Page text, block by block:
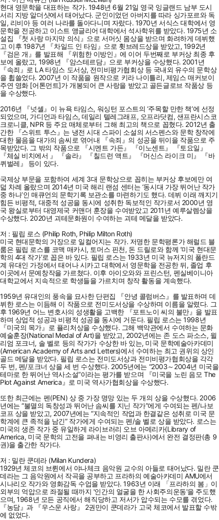
현대 영문학을 대표하는 작가. 1948년 6월 21일 영국 잉글랜드 남부 도시
서리 지방 알더샷에서 태어났다. 군인이었던 아버지를 따라 싱가포르와 독
일, 리비아 등 여러 나라를 돌아다니며 자랐다. 1970년 서식스 대학에서 영
문학을 전공하고 이스트 앵글리어 대학에서 석사학위를 받았다. 1975년 소
설집 『첫 사랑 마지막 의식』으로 서머싯 몸상을 받으며 화려하게 데뷔했
고 이후 1987년 『차일드 인 타임』으로 휫브레드상을 받았고, 1992년
『검은 개』를 발표해 『위험한 이방인』에 이어 두번째로 부커상 최종 후
보에 올랐고, 1998년 『암스테르담』으로 부커상을 수상했다. 2001년
『속죄』로 LA 타임스 도서상, 전미비평가협회상 등 국내외 유수의 문학상
을 휩쓸었다. 2007년 이 작품을 원작으로 키라 나이틀리, 제임스 매커보이
주연 영화 [어톤먼트]가 개봉되어 큰 사랑을 받았고 골든글로브 작품상 등
을 수상했다.
2016년 『넛셸』이 뉴욕 타임스, 워싱턴 포스트의 ‘주목할 만한 책’에 선정
되었으며, 가디언과 타임스, 데일리 텔레그래프, 오프라닷컴, 샌프란시스코
크로니클, NPR 등 주요 매체로부터 그해 최고의 책으로 꼽혔다. 2012년 출
간한 『스위트 투스』는 냉전 시대 스파이 소설의 서스펜스와 문학 창작에
대한 물음을 대가의 솜씨로 엮어내 『속죄』의 성공을 뒤이을 작품으로 주
목받았다. 그 밖의 작품으로 『시멘트 가든』 『이노센트』 『토요일』
『체실 비치에서 』 『솔라』 『칠드런 액트』 『머신스 라이크 미』 『바
퀴벌레』 등이 있다.
국제상 부문을 포함하여 세계 3대 문학상으로 꼽히는 부커상 후보에만 여
덟 차례 올랐으며 2014년 미국 해리 랜섬 센터는 ‘동시대 가장 뛰어난 작가
중 하나’인 매큐언의 문학기록 보관소를 마련하기도 했다. 데뷔 이래 깨지기
힘든 비평적, 대중적 성공을 동시에 성취한 독보적인 작가로서 2000년 영
국 왕실로부터 대영제국 커맨더 훈장을 수여받았고 2011년 예루살렘상을
수상했다. 2020년 괴테문화원이 수여하는 괴테 메달을 받았다.
저 : 필립 로스 (Philip Roth, Philip Milton Roth)
미국 현대문학의 거장으로 일컬어지는 작가. 저명한 문학평론가 해럴드 블
룸은 필립 로스를 코맥 매카시, 토머스 핀천, 돈 드릴로와 함께 ‘미국 현대문
학의 4대 작가’로 꼽은 바 있다. 필립 로스는 1933년 미국 뉴저지의 폴란드
계 유대인 가정에서 태어나 시카고 대학에서 영문학을 전공한 뒤, 졸업 후
이곳에서 문예창작을 가르쳤다. 이후 아이오와와 프린스턴, 펜실베이니아
대학교에서 지속적으로 학생들을 가르치며 창작 활동을 계속했다.
1959년 유대인의 풍속을 묘사한 단편집 『안녕 콜럼버스』를 발표하며 데
뷔한 로스는 이듬해 이 작품으로 전미도서상을 수상하며 이름을 알렸다. 그
후 1969년 어느 변호사의 성생활을 고백한 『포트노이 씨의 불만』을 발표
하며 상업적 성공과 비평적 성공을 동시에 거둔다. 필립 로스는 1998년
『미국의 목가』로 퓰리처상을 수상했다. 그해 백악관에서 수여하는 문화
예술훈장(National Medal of Art)을 받았고, 2002년에는 존 도스 파소스, 윌
리엄 포크너, 솔 벨로 등의 작가가 수상한 바 있는, 미국 문학예술아카데미
(American Academy of Arts and Letters)에서 수여하는 최고 권위의 상인
골드 메달을 받았다. 필립 로스는 전미도서상과 전미비평가협회상을 각각
두 번, 펜/포크너 상을 세 번 수상했다. 2005년에는 “2003～2004년 미국을
테마로 한 뛰어난 역사소설”이라는 평가를 받으며 『미국을 노린 음모 The
Plot Against America』로 미국 역사가협회상을 수상했다.
또한 최근에는 펜(PEN) 상 중 가장 명망 있는 두 개의 상을 수상했다. 2006
년에는 “불멸의 독창성과 뛰어난 솜씨를 지닌 작가”에게 수여되는 펜/나보
코프 상을 받았고, 2007년에는 “지속적인 작업과 한결같은 성취로 미국 문
학계에 큰 족적을 남긴” 작가에게 수여되는 펜/솔 벨로 상을 받았다. 로스는
미국의 생존 작가 중 유일하게 라이브러리 오브 아메리카(Library of
America, 미국 문학의 고전을 펴내는 비영리 출판사)에서 완전 결정판(총 9
권)을 출간한 작가다.
저 : 밀란 쿤데라 (Milan Kundera)
1929년 체코의 브륀에서 야나체크 음악원 교수의 아들로 태어났다. 밀란 쿤
데라는 그 음악원에서 작곡을 공부하고 프라하의 예술아카데미 AMU에서
시나리오 작가와 영화감독 수업을 받았다. 1963년 이래 「프라하의 봄」이
외부의 억압으로 좌절될 때까지 '인간의 얼굴을 한 사회주의운동'을 주도했
으며, 1968년 모든 공직에서 해직당하고 저서가 압수되는 수모를 겪었다.
『농담』과 『우스운 사랑』 2권만이 쿤데라가 고국 체코에서 발표할 수밖
에 없었다.